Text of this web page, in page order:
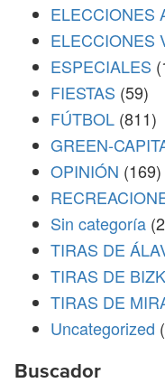
ELECCIONES
ELECCIONES
ESPECIALES
FIESTAS (59)
FÚTBOL (811)
GREEN-
OPINIÓN (169)
Sin categoría
TIRAS DE
TIRAS DE
TIRAS DE
Uncategorized
Buscador